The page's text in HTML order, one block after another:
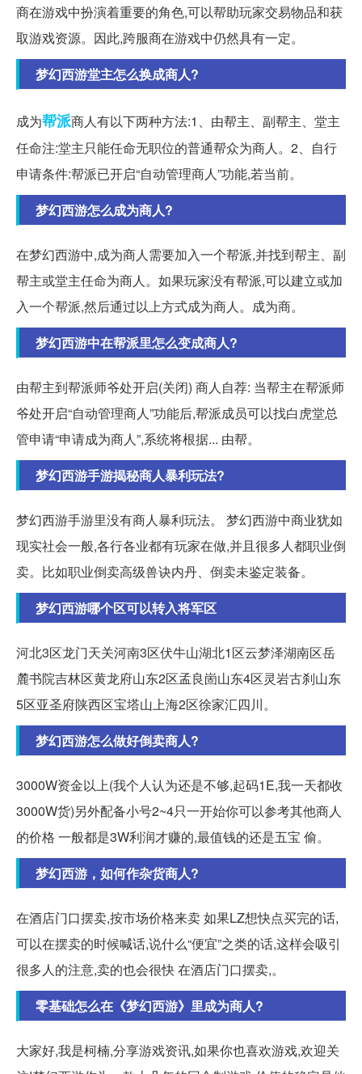
商在游戏中扮演着重要的角色,可以帮助玩家交易物品和获
取游戏资源。因此,跨服商在游戏中仍然具有一定。
梦幻西游堂主怎么换成商人?
成为帮派商人有以下两种方法:1、由帮主、副帮主、堂主
任命注:堂主只能任命无职位的普通帮众为商人。2、自行
申请条件:帮派已开启“自动管理商人”功能,若当前。
梦幻西游怎么成为商人?
在梦幻西游中,成为商人需要加入一个帮派,并找到帮主、副
帮主或堂主任命为商人。如果玩家没有帮派,可以建立或加
入一个帮派,然后通过以上方式成为商人。成为商。
梦幻西游中在帮派里怎么变成商人?
由帮主到帮派师爷处开启(关闭) 商人自荐: 当帮主在帮派师
爷处开启“自动管理商人”功能后,帮派成员可以找白虎堂总
管申请“申请成为商人”,系统将根据... 由帮。
梦幻西游手游揭秘商人暴利玩法?
梦幻西游手游里没有商人暴利玩法。 梦幻西游中商业犹如
现实社会一般,各行各业都有玩家在做,并且很多人都职业倒
卖。比如职业倒卖高级兽诀内丹、倒卖未鉴定装备。
梦幻西游哪个区可以转入将军区
河北3区龙门天关河南3区伏牛山湖北1区云梦泽湖南区岳
麓书院吉林区黄龙府山东2区孟良崮山东4区灵岩古刹山东
5区亚圣府陕西区宝塔山上海2区徐家汇四川。
梦幻西游怎么做好倒卖商人?
3000W资金以上(我个人认为还是不够,起码1E,我一天都收
3000W货)另外配备小号2~4只一开始你可以参考其他商人
的价格 一般都是3W利润才赚的,最值钱的还是五宝 偷。
梦幻西游，如何作杂货商人?
在酒店门口摆卖,按市场价格来卖 如果LZ想快点买完的话,
可以在摆卖的时候喊话,说什么“便宜”之类的话,这样会吸引
很多人的注意,卖的也会很快 在酒店门口摆卖,。
零基础怎么在《梦幻西游》里成为商人?
大家好,我是柯楠,分享游戏资讯,如果你也喜欢游戏,欢迎关